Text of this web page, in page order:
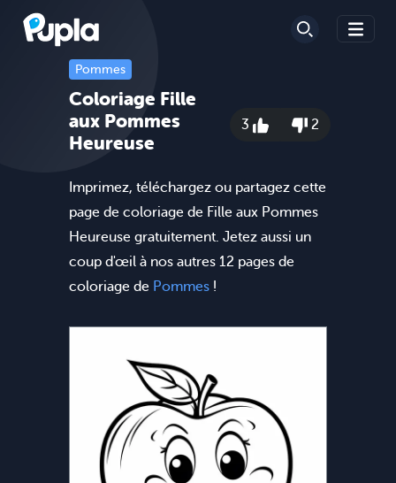
Pommes
Coloriage Fille
aux Pommes
Heureuse
3 2
Imprimez, téléchargez ou partagez cette
page de coloriage de Fille aux Pommes
Heureuse gratuitement. Jetez aussi un
coup d'œil à nos autres 12 pages de
coloriage de Pommes !